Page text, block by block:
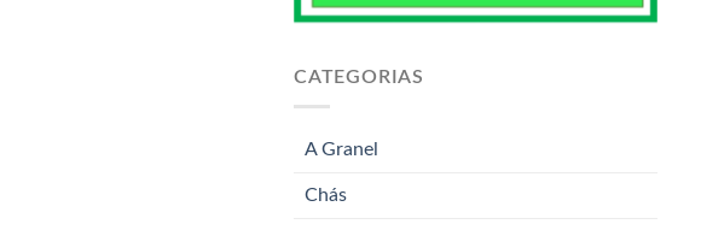
CATEGORIAS
A Granel
Chás